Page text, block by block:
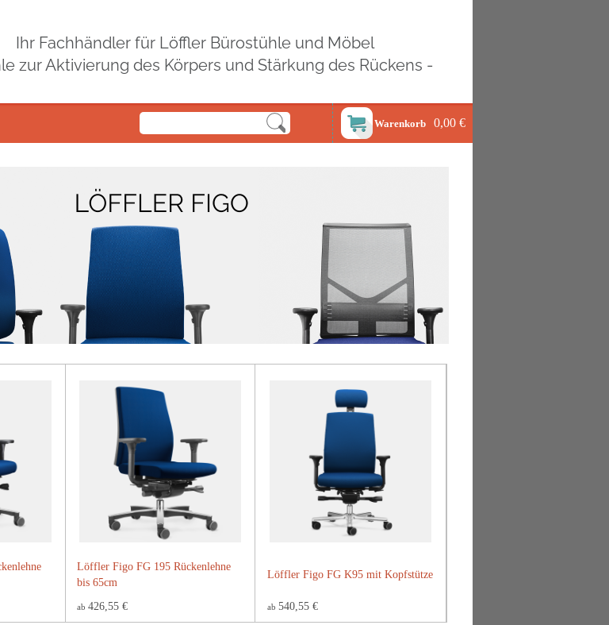
Ihr Fachhändler für Löffler Bürostühle und Möbel
zur Aktivierung des Körpers und Stärkung des Rückens -
Warenkorb 0,00 €
Löffler Figo FG 195 Rückenlehne
bis 65cm
ab 426,55 €
Löffler Figo FG K95 mit Kopfstütze
ab 540,55 €